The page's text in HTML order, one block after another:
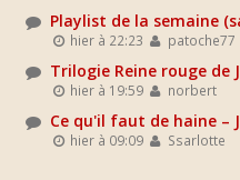
Playlist de la semaine
hier à 22:23 patoche77
Trilogie Reine rouge de
hier à 19:59 norbert
Ce qu'il faut de haine –
hier à 09:09 Ssarlotte